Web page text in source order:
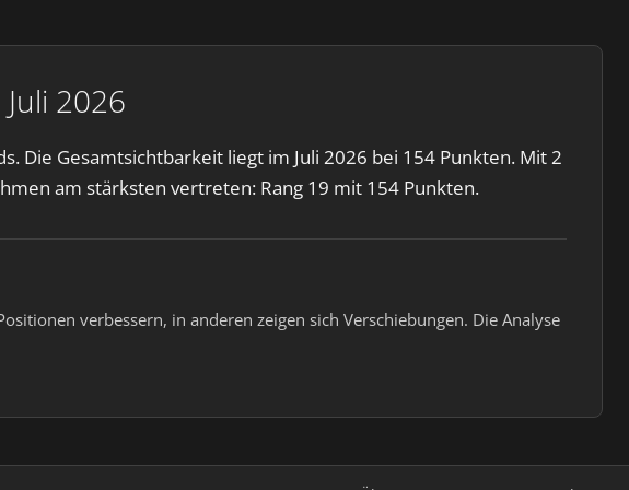
2026
Die Gesamtsichtbarkeit liegt im Juli 2026 bei 154 Punkten. Mit 2
am stärksten vertreten: Rang 19 mit 154 Punkten.
verbessern, in anderen zeigen sich Verschiebungen. Die Analyse